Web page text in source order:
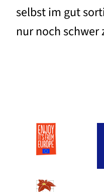
selbst im gut
nur noch